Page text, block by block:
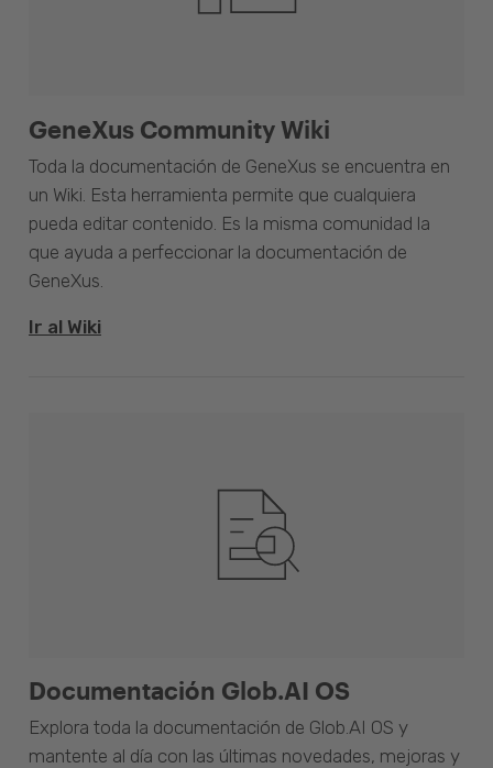
GeneXus Community Wiki
Toda la documentación de GeneXus se encuentra en
un Wiki. Esta herramienta permite que cualquiera
pueda editar contenido. Es la misma comunidad la
que ayuda a perfeccionar la documentación de
GeneXus.
Ir al Wiki
Documentación Glob.AI OS
Explora toda la documentación de Glob.AI OS y
mantente al día con las últimas novedades, mejoras y